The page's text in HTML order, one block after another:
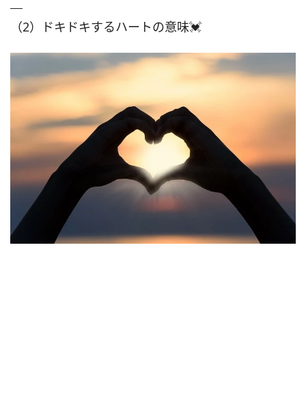
（2）ドキドキするハートの意味💓